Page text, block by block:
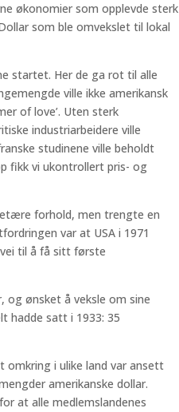
økonomier som opplevde sterk
som ble omvekslet til lokal
startet. Her de ga rot til alle
ville ikke amerikansk
of love’. Uten sterk
industriarbeidere ville
studinene ville beholdt
fikk vi ukontrollert pris- og
forhold, men trengte en
var at USA i 1971
til å få sitt første
og ønsket å veksle om sine
hadde satt i 1933: 35
omkring i ulike land var ansett
amerikanske dollar.
at alle medlemslandenes